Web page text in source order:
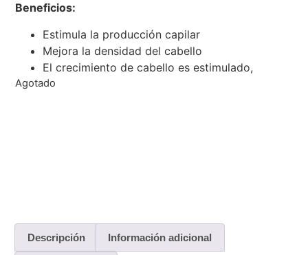
Beneficios:
Estimula la producción capilar
Mejora la densidad del cabello
El crecimiento de cabello es estimulado,
Agotado
Descripción Información adicional